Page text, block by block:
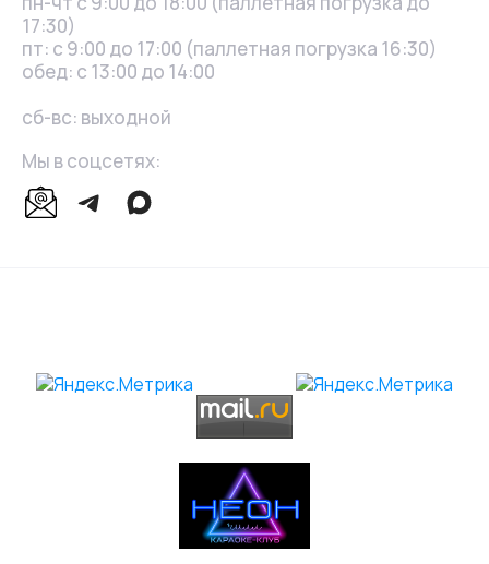
17:30)
пт: с 9:00 до 17:00 (паллетная погрузка 16:30)
обед: с 13:00 до 14:00
сб-вс: выходной
Мы в соцсетях: